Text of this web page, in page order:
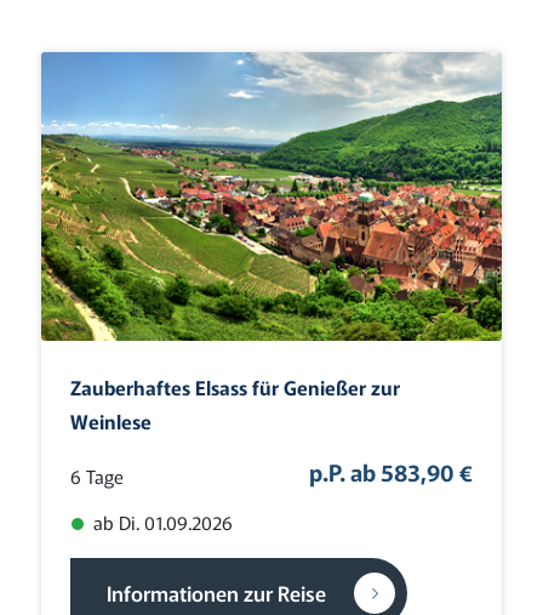
Zauberhaftes Elsass für Genießer zur
Weinlese
6 Tage
ab Di. 01.09.2026
p.P. ab 583,90 €
Informationen zur Reise